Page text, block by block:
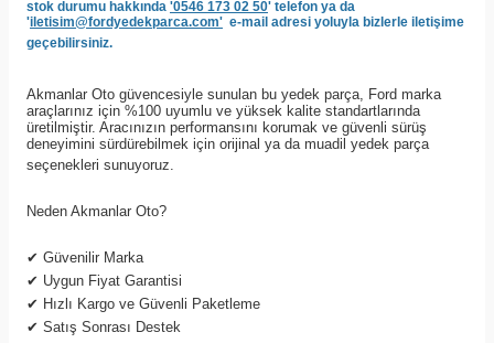
stok durumu hakkında '0546 173 02 50' telefon ya da
'iletisim@fordyedekparca.com' e-mail adresi yoluyla bizlerle iletişime
geçebilirsiniz.
Akmanlar Oto güvencesiyle sunulan bu yedek parça, Ford marka
araçlarınız için %100 uyumlu ve yüksek kalite standartlarında
üretilmiştir. Aracınızın performansını korumak ve güvenli sürüş
deneyimini sürdürebilmek için orijinal ya da muadil yedek parça
seçenekleri sunuyoruz.
Neden Akmanlar Oto?
✔ Güvenilir Marka
✔ Uygun Fiyat Garantisi
✔ Hızlı Kargo ve Güvenli Paketleme
✔ Satış Sonrası Destek